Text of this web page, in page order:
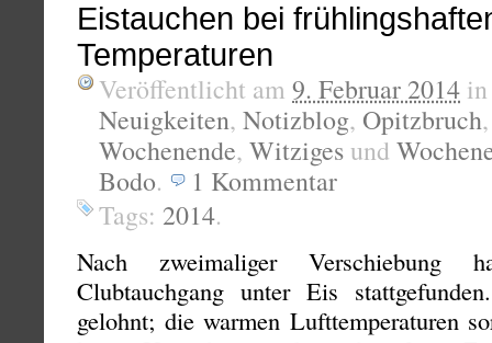
Eistauchen bei
Temperaturen
Veröffentlicht am 9. Februar 2014
Neuigkeiten, Notizblog, Opitzbruch
Wochenende, Witziges und
Bodo. 1 Kommentar
Tags: 2014.
Nach zweimaliger
Clubtauchgang unter Eis
gelohnt; die warmen Lufttemperaturen